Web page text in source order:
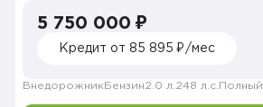
5 750 000 ₽
Кредит от 85 895 ₽/мес
Внедорожник Бензин2.0 л. 248 л.с. Полный